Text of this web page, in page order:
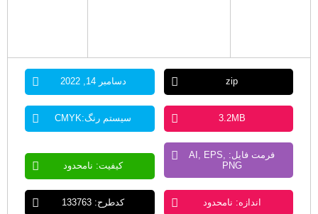
zip دسامبر 14, 2022
3.2MB سیستم رنگ:CMYK
فرمت فایل: AI, EPS,
PNG
کیفیت: نامحدود
اندازه: نامحدود کدطرح: 133763